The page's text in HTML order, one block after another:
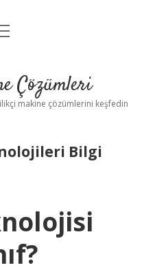
Çözümleri
makine çözümlerini keşfedin
Bilgi